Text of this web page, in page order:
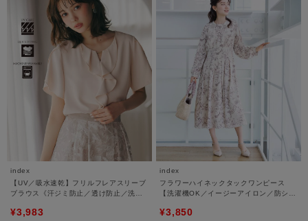
index
【UV／吸水速乾】フリルフレアスリーブ
ブラウス《汗ジミ防止／透け防止／洗濯
¥3,983
index
フラワーハイネックタックワンピース
【洗濯機OK／イージーアイロン／防シ
¥3,850